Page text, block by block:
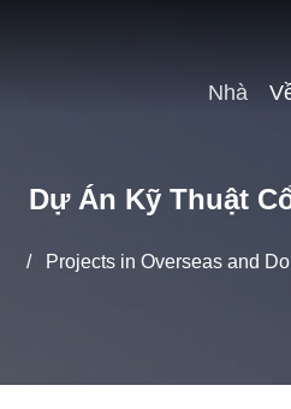
Nhà
Dự Án Kỹ Thuật
/ Projects in Overseas and